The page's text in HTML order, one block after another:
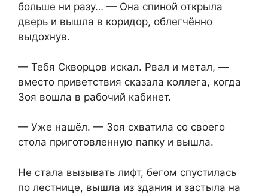
больше ни разу… — Она спиной открыла
дверь и вышла в коридор, облегчённо
выдохнув.
— Тебя Скворцов искал. Рвал и метал, —
вместо приветствия сказала коллега, когда
Зоя вошла в рабочий кабинет.
— Уже нашёл. — Зоя схватила со своего
стола приготовленную папку и вышла.
Не стала вызывать лифт, бегом спустилась
по лестнице, вышла из здания и застыла на